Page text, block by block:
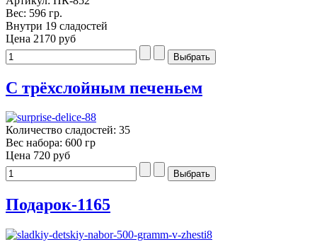
Вес: 596 гр.
Внутри 19 сладостей
Цена 2170 руб
С трёхслойным печеньем
Количество сладостей: 35
Вес набора: 600 гр
Цена 720 руб
Подарок-1165